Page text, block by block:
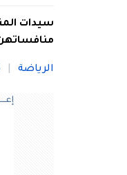
سيدات
منافساتهن
الرياضة